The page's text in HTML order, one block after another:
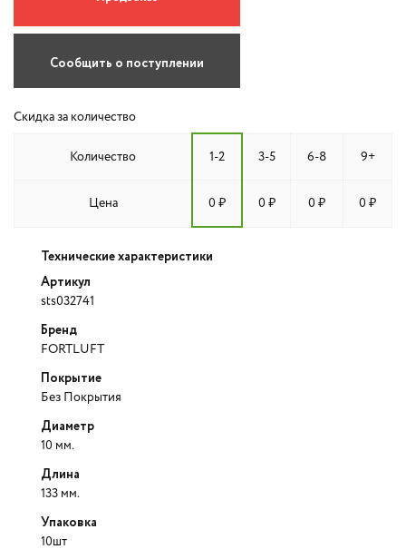
Сообщить о поступлении
Скидка за количество
Количество 1-2 3-5 6-8 9+
Цена 0 ₽ 0 ₽ 0 ₽ 0 ₽
Технические характеристики
Артикул
sts032741
Бренд
FORTLUFT
Покрытие
Без Покрытия
Диаметр
10 мм.
Длина
133 мм.
Упаковка
10шт